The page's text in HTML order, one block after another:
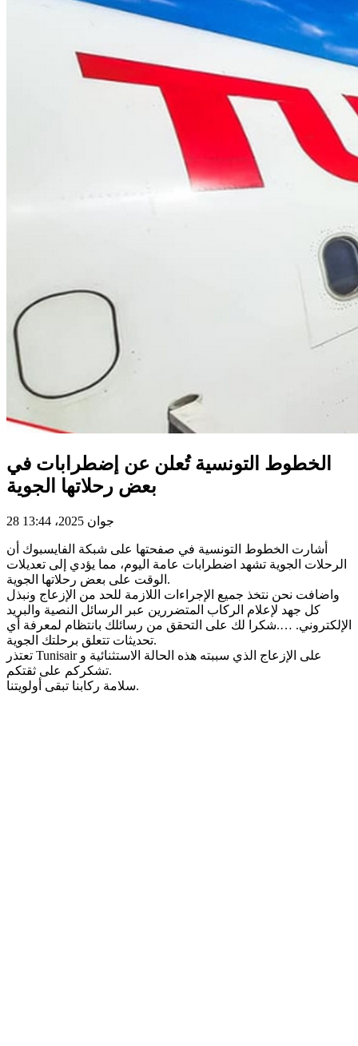
الخطوط التونسية تُعلن عن إضطرابات في
بعض رحلاتها الجوية
28 جوان 2025، 13:44
أشارت الخطوط التونسية في صفحتها على شبكة الفايسبوك أن
الرحلات الجوية تشهد اضطرابات عامة اليوم، مما يؤدي إلى تعديلات
الوقت على بعض رحلاتها الجوية.
واضافت نحن نتخذ جميع الإجراءات اللازمة للحد من الإزعاج ونبذل
كل جهد لإعلام الركاب المتضررين عبر الرسائل النصية والبريد
الإلكتروني. ….شكرا لك على التحقق من رسائلك بانتظام لمعرفة أي
تحديثات تتعلق برحلتك الجوية.
تعتذر Tunisair على الإزعاج الذي سببته هذه الحالة الاستثنائية و
تشكركم على ثقتكم.
سلامة ركابنا تبقى أولويتنا.